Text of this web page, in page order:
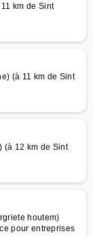
km de Sint
(à 11 km de Sint
(à 12 km de Sint
houtem)
pour entreprises